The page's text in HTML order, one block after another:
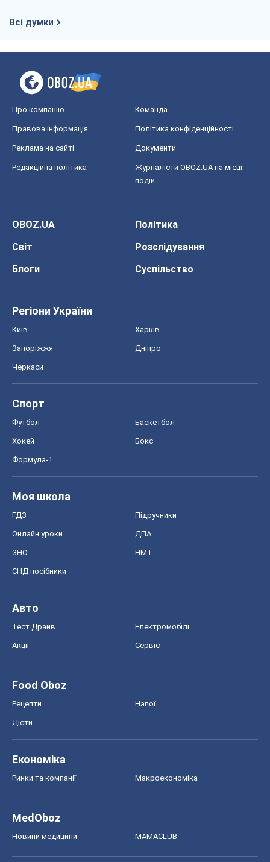
Всі думки
Про компанію Команда
Правова інформація Політика конфіденційності
Реклама на сайті Документи
Редакційна політика
Журналісти OBOZ.UA на місці
подій
OBOZ.UA
Політика
Світ
Розслідування
Блоги
Суспільство
Регіони України
Київ Харків
Запоріжжя Дніпро
Черкаси
Спорт
Футбол Баскетбол
Хокей Бокс
Формула-1
Моя школа
ГДЗ Підручники
Онлайн уроки ДПА
ЗНО НМТ
СНД посібники
Авто
Тест Драйв Електромобілі
Акції Сервіс
Food Oboz
Рецепти Напої
Дієти
Економіка
Ринки та компанії Макроекономіка
MedOboz
Новини медицини MAMACLUB